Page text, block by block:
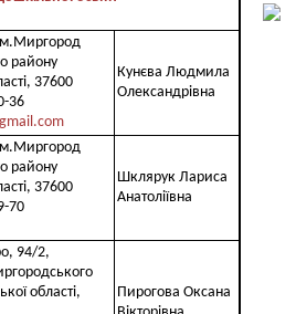
м.Миргород
району
37600
36
Кунєва Людмила
Олександрівна
м.Миргород
району
37600
70
Шклярук Лариса
Анатоліївна
94/2,
області,
Пирогова Оксана